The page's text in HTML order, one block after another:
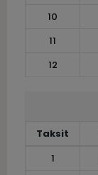
10
11
12
Taksit
1